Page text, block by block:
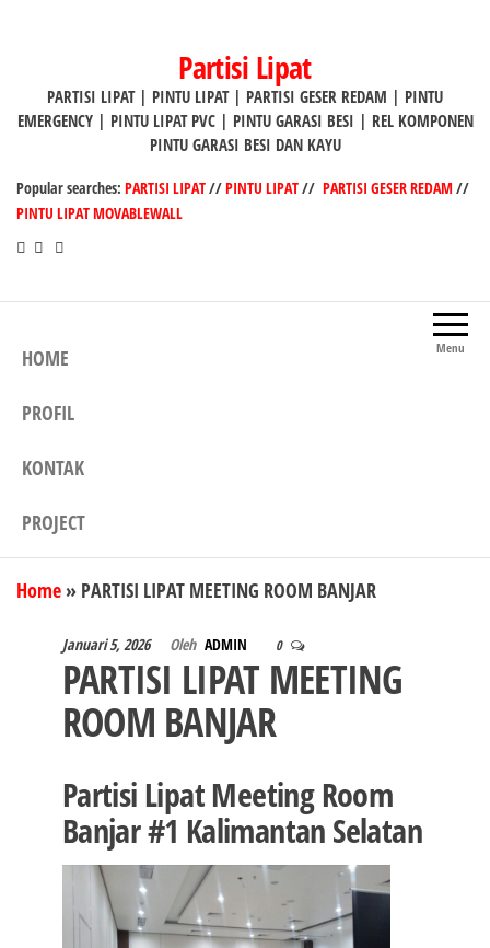
Partisi Lipat
PARTISI LIPAT | PINTU LIPAT | PARTISI GESER REDAM | PINTU
EMERGENCY | PINTU LIPAT PVC | PINTU GARASI BESI | REL KOMPONEN
PINTU GARASI BESI DAN KAYU
Popular searches: PARTISI LIPAT//PINTU LIPAT// PARTISI GESER REDAM//
PINTU LIPAT MOVABLEWALL
Menu
HOME
PROFIL
KONTAK
PROJECT
Home » PARTISI LIPAT MEETING ROOM BANJAR
Januari 5, 2026 Oleh ADMIN 0
PARTISI LIPAT MEETING
ROOM BANJAR
Partisi Lipat Meeting Room
Banjar #1 Kalimantan Selatan